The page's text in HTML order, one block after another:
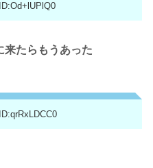
ID:Od+lUPlQ0
来たらもうあった
ID:qrRxLDCC0